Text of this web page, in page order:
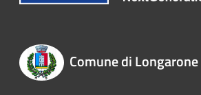
Comune di Longarone